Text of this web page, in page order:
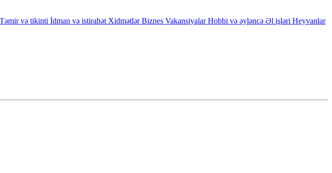
Təmir və tikinti İdman və istirahət Xidmətlər Biznes Vakansiyalar Hobbi və əyləncə Əl işləri Heyvanlar